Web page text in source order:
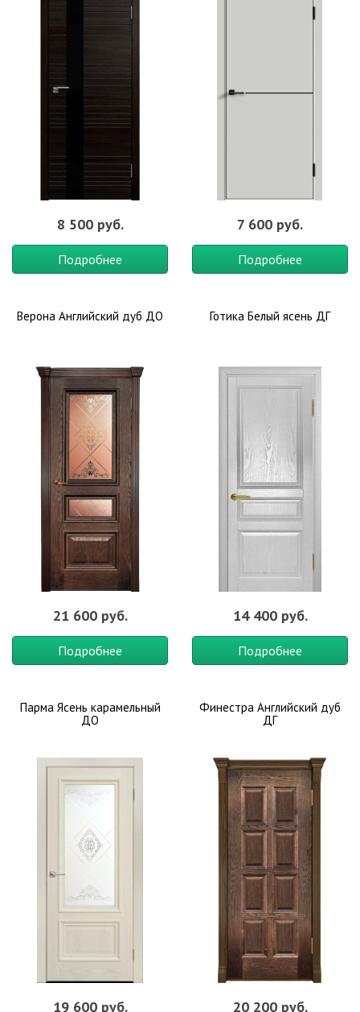
8 500 руб.
Подробнее
7 600 руб.
Подробнее
Верона Английский дуб ДО
21 600 руб.
Подробнее
Готика Белый ясень ДГ
14 400 руб.
Подробнее
Парма Ясень карамельный
ДО
19 600 руб.
Финестра Английский дуб
ДГ
20 200 руб.